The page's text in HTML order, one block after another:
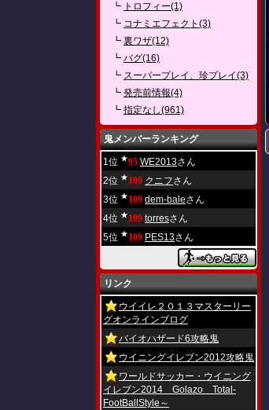
┗ トロフィー(1)
┗ コナミエフェクト(3)
┗ 裏ワザ(12)
┗ バグ(16)
┗ スーパープレイ、珍プレイ(3)
┗ 発売前情報(4)
┗ 指定なし(961)
鬼メンバーランキング
1位 ★95 WE2013さん
2位 ★109 クニフさん
3位 ★109 dem-baleさん
4位 ★109 torresさん
5位 ★109 PES13さん
リンク
ウイイレ２０１３マスターリー
グオンラインブログ
バイオハザード6攻略鬼
ウイニングイレブン2012攻略鬼
ワールドサッカー・ウイニング
イレブン2014 Golazo Total-
FootBallStyle～